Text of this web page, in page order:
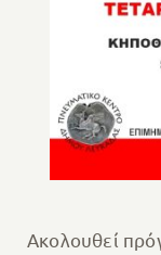
Ακολουθεί